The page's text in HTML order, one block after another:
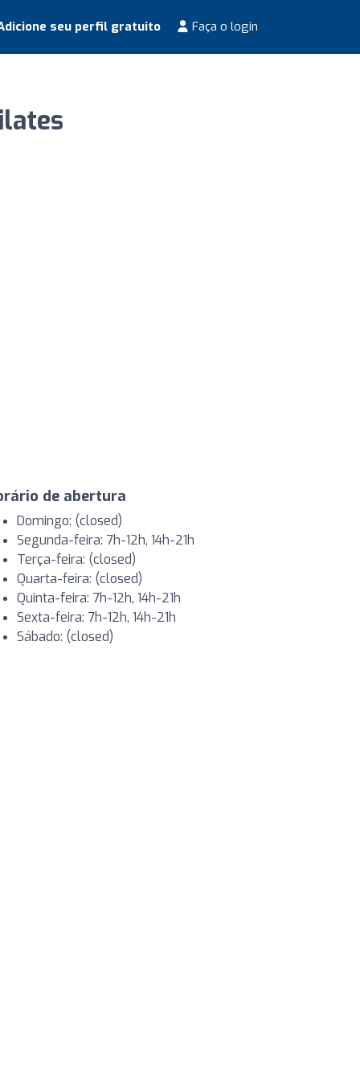
seu perfil gratuito Faça o login
de abertura
Domingo: (closed)
Segunda-feira: 7h-12h, 14h-21h
Terça-feira: (closed)
Quarta-feira: (closed)
Quinta-feira: 7h-12h, 14h-21h
Sexta-feira: 7h-12h, 14h-21h
Sábado: (closed)